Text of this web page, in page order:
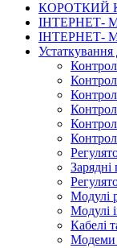
КОРОТКИЙ
ІНТЕРНЕТ-
ІНТЕРНЕТ-
Устаткування
Модулі
Модулі
Кабелі
Модеми